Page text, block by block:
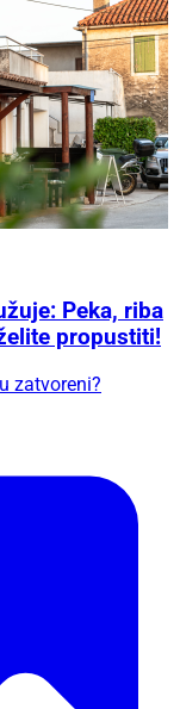
Peka, riba
propustiti!
zatvoreni?